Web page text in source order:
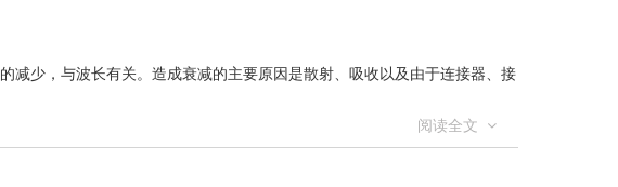
减少，与波长有关。造成衰减的主要原因是散射、吸收以及由于连接器、接
阅读全文